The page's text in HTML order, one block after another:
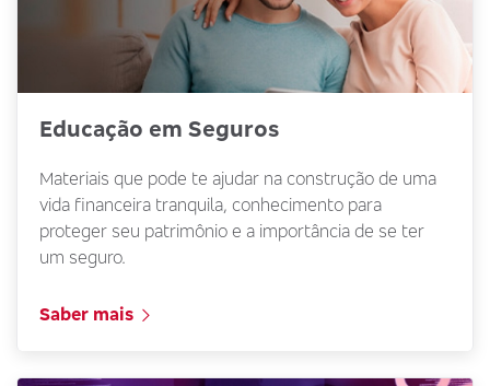
Educação em Seguros
Materiais que pode te ajudar na construção de uma
vida financeira tranquila, conhecimento para
proteger seu patrimônio e a importância de se ter
um seguro.
Saber mais